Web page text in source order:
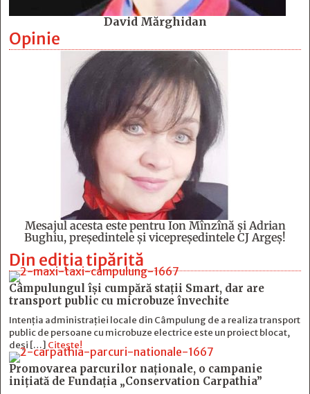
David Mărghidan
Opinie
Mesajul acesta este pentru Ion Mînzînă şi Adrian
Bughiu, preşedintele şi vicepreşedintele CJ Argeş!
Din ediția tipărită
Câmpulungul îşi cumpără staţii Smart, dar are
transport public cu microbuze învechite
Intenția administrației locale din Câmpulung de a realiza transport
public de persoane cu microbuze electrice este un proiect blocat,
deși […] Citește!
Promovarea parcurilor naționale, o campanie
inițiată de Fundația „Conservation Carpathia”